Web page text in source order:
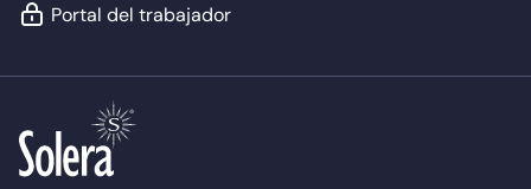
Portal del trabajador